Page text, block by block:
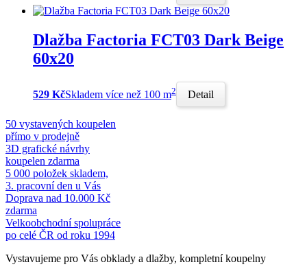
Dlažba Factoria FCT03 Dark Beige
60x20
529 KčSkladem více než 100 m2 Detail
50 vystavených koupelen
přímo v prodejně
3D grafické návrhy
koupelen zdarma
5 000 položek skladem,
3. pracovní den u Vás
Doprava nad 10.000 Kč
zdarma
Velkoobchodní spolupráce
po celé ČR od roku 1994
Vystavujeme pro Vás obklady a dlažby, kompletní koupelny